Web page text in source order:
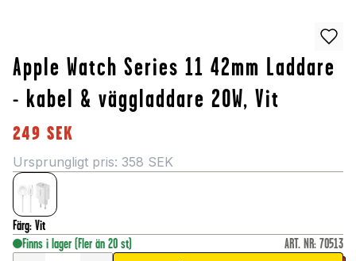
Apple Watch Series 11 42mm Laddare
- kabel & väggladdare 20W, Vit
249 SEK
Ursprungligt pris: 358 SEK
Färg: Vit
Finns i lager (Fler än 20 st) ART. NR: 70513